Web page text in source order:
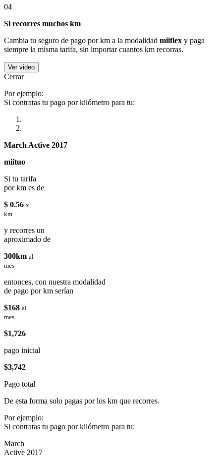
04
Si recorres muchos km
Cambia tu seguro de pago por km a la modalidad miiflex y paga
siempre la misma tarifa, sin importar cuantos km recorras.
Ver video
Cerrar
Por ejemplo:
Si contratas tu pago por kilómetro para tu:
March Active 2017
miituo
Si tu tarifa
por km es de
$ 0.56 x
km
y recorres un
aproximado de
300km al
mes
entonces, con nuestra modalidad
de pago por km serían
$168 al
mes
$1,726
pago inicial
$3,742
Pago total
De esta forma solo pagas por los km que recorres.
Por ejemplo:
Si contratas tu pago por kilómetro para tu:
March
Active 2017